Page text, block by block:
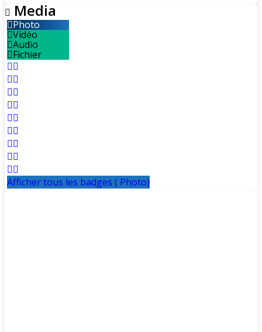
Media
Photo
Vidéo
Audio
Fichier
Afficher tous les badges ( Photo)